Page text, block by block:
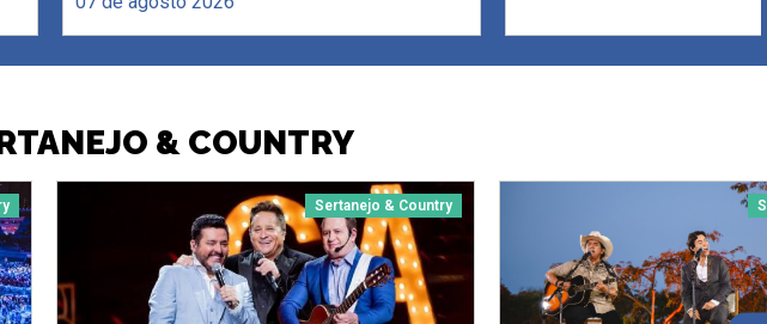
& COUNTRY
Sertanejo & Country